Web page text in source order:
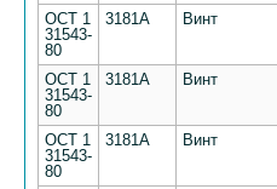
ОСТ 1
31543-
80
3181А Винт
ОСТ 1
31543-
80
3181А Винт
ОСТ 1
31543-
80
3181А Винт